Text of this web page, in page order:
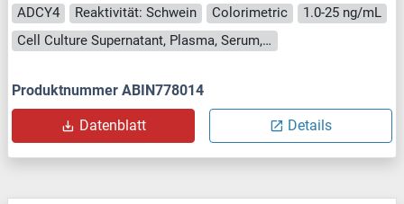
ADCY4 Reaktivität: Schwein Colorimetric
1.0-25 ng/mL
Cell Culture Supernatant, Plasma, Serum, Tissue Homogenate
Produktnummer ABIN778014
Datenblatt Details